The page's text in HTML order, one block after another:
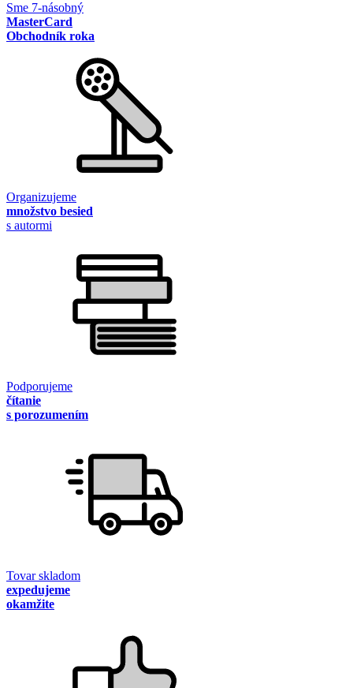
Sme 7-násobný
MasterCard
Obchodník roka
Organizujeme
množstvo besied
s autormi
Podporujeme
čítanie
s porozumením
Tovar skladom
expedujeme
okamžite